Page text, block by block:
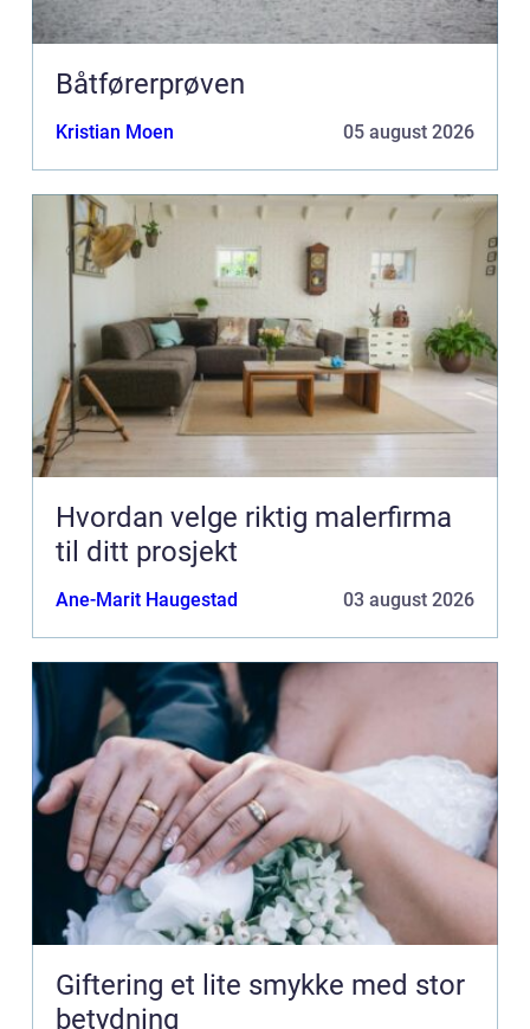
Båtførerprøven
Kristian Moen 05 august 2026
Hvordan velge riktig malerfirma
til ditt prosjekt
Ane-Marit Haugestad 03 august 2026
Giftering et lite smykke med stor
betydning